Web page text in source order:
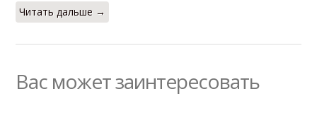
Читать дальше →
Вас может заинтересовать